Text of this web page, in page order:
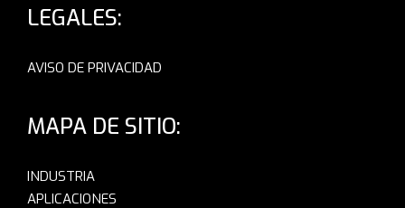
LEGALES:
AVISO DE PRIVACIDAD
MAPA DE SITIO:
INDUSTRIA
APLICACIONES